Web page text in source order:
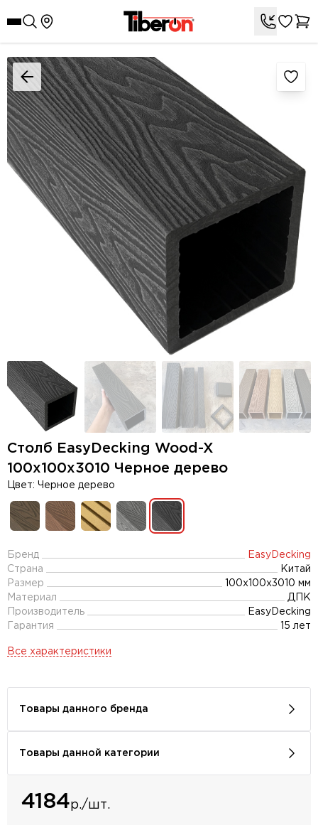
Столб EasyDecking Wood-X
100х100х3010 Черное дерево
Цвет: Черное дерево
Бренд
EasyDecking
Страна
Китай
Размер
100х100х3010 мм
Материал
ДПК
Производитель
EasyDecking
Гарантия
15 лет
Все характеристики
Товары данного бренда
Товары данной категории
4184р./шт.